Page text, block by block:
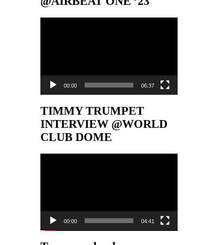
00:00 06:37
TIMMY TRUMPET
INTERVIEW @WORLD
CLUB DOME
00:00 04:41